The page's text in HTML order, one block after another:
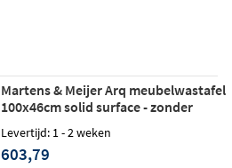
Martens & Meijer Arq meubelwastafel
100x46cm solid surface - zonder
Levertijd: 1 - 2 weken
603,79